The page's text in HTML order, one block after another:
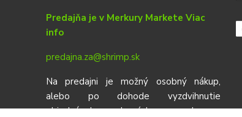
Predajňa je v Merkury Markete Viac
info
predajna.za@shrimp.sk
Na predajni je možný osobný nákup,
alebo po dohode vyzdvihnutie
objednávok urobených vopred cez